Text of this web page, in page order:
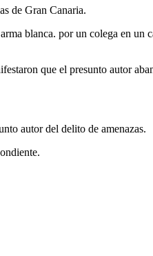
de Gran Canaria.
blanca. por un colega en un
que el presunto autor
autor del delito de amenazas.